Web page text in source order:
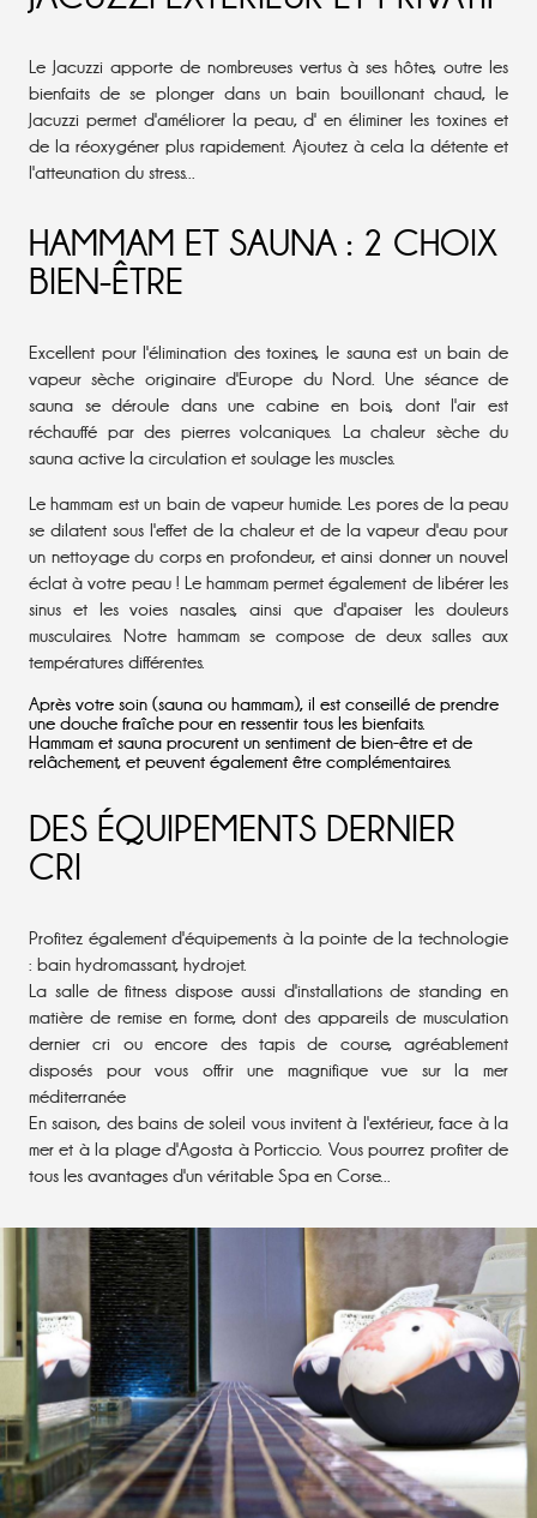
Le Jacuzzi apporte de nombreuses vertus à ses hôtes, outre les
bienfaits de se plonger dans un bain bouillonant chaud, le
Jacuzzi permet d'améliorer la peau, d' en éliminer les toxines et
de la réoxygéner plus rapidement. Ajoutez à cela la détente et
l'atteunation du stress...
HAMMAM ET SAUNA : 2 CHOIX
BIEN-ÊTRE
Excellent pour l'élimination des toxines, le saunaest un bain de
vapeur sèche originaire d'Europe du Nord. Une séance de
sauna se déroule dans une cabine en bois, dont l'air est
réchauffé par des pierres volcaniques. La chaleur sèche du
sauna active la circulation et soulage les muscles.
Lehammam est un bain de vapeur humide. Les pores de la peau
se dilatent sous l'effet de la chaleur et de la vapeur d'eau pour
un nettoyage du corps en profondeur, et ainsi donner un nouvel
éclat à votre peau ! Le hammam permet également de libérer les
sinus et les voies nasales, ainsi que d'apaiser les douleurs
musculaires. Notre hammam se compose de deux salles aux
températures différentes.
Après votre soin (sauna ou hammam), il est conseillé de prendre
une douche fraîche pour en ressentir tous les bienfaits.
Hammam et sauna procurent un sentiment de bien-être et de
relâchement, et peuvent également être complémentaires.
DES ÉQUIPEMENTS DERNIER
CRI
Profitez également d'équipements à la pointe de la technologie
: bain hydromassant, hydrojet.
La salle de fitness dispose aussi d'installations de standing en
matière de remise en forme, dont des appareils de musculation
dernier cri ou encore des tapis de course, agréablement
disposés pour vous offrir une magnifique vue sur la mer
méditerranée
En saison, des bains de soleil vous invitent à l'extérieur, face à la
mer et à la plage d'Agosta à Porticcio. Vous pourrez profiter de
tous les avantages d'un véritable Spa en Corse...